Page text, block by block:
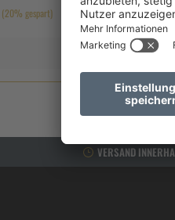
(20% gespart)
VERSAND